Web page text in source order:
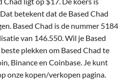
betekent dat de Based Chad
Based Chad is de nummer 5184
van 146.550. Wil je Based
plekken om Based Chad te
Binance en Coinbase. Je kunt
onze kopen/verkopen pagina.